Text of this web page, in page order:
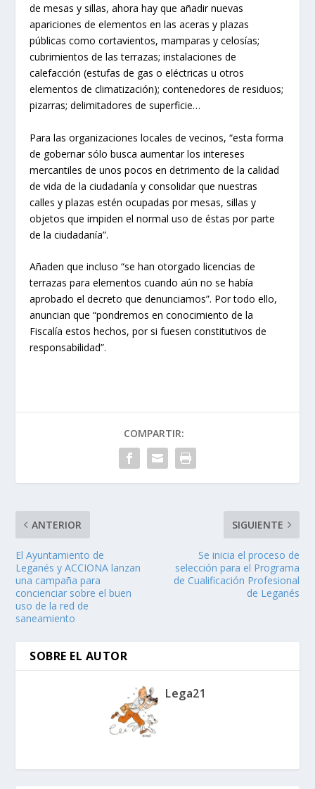
de mesas y sillas, ahora hay que añadir nuevas
apariciones de elementos en las aceras y plazas
públicas como cortavientos, mamparas y celosías;
cubrimientos de las terrazas; instalaciones de
calefacción (estufas de gas o eléctricas u otros
elementos de climatización); contenedores de residuos;
pizarras; delimitadores de superficie…
Para las organizaciones locales de vecinos, “esta forma
de gobernar sólo busca aumentar los intereses
mercantiles de unos pocos en detrimento de la calidad
de vida de la ciudadanía y consolidar que nuestras
calles y plazas estén ocupadas por mesas, sillas y
objetos que impiden el normal uso de éstas por parte
de la ciudadanía”.
Añaden que incluso “se han otorgado licencias de
terrazas para elementos cuando aún no se había
aprobado el decreto que denunciamos”. Por todo ello,
anuncian que “pondremos en conocimiento de la
Fiscalía estos hechos, por si fuesen constitutivos de
responsabilidad”.
COMPARTIR:
ANTERIOR
El Ayuntamiento de
Leganés y ACCIONA lanzan
una campaña para
concienciar sobre el buen
uso de la red de
saneamiento
SIGUIENTE
Se inicia el proceso de
selección para el Programa
de Cualificación Profesional
de Leganés
SOBRE EL AUTOR
Lega21